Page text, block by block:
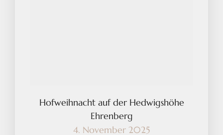
Hofweihnacht auf der Hedwigshöhe
Ehrenberg
4. November 2025